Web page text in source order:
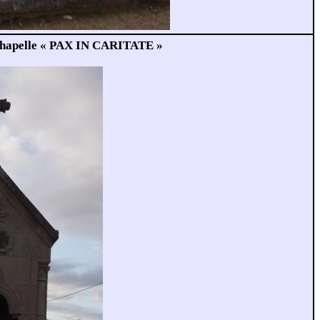
« PAX IN CARITATE »